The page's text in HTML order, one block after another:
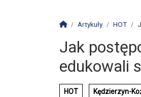
Strona główna
Artykuły HOT
Jak
edukowali
HOT Kędzierzyn-